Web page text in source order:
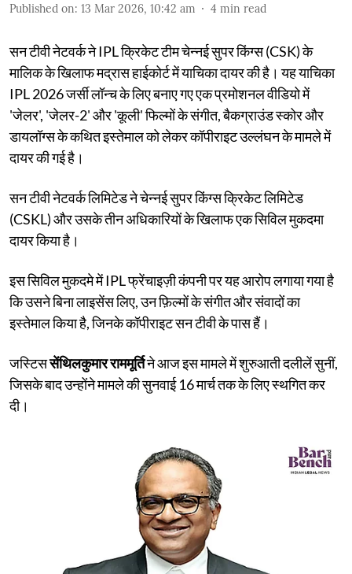
Published on: 13 Mar 2026, 10:42 am 4 min read
सन टीवी नेटवर्क ने IPL क्रिकेट टीम चेन्नई सुपर किंग्स (CSK) के
मालिक के खिलाफ मद्रास हाईकोर्ट में याचिका दायर की है। यह याचिका
IPL 2026 जर्सी लॉन्च के लिए बनाए गए एक प्रमोशनल वीडियो में
'जेलर', 'जेलर-2' और 'कूली' फिल्मों के संगीत, बैकग्राउंड स्कोर और
डायलॉग्स के कथित इस्तेमाल को लेकर कॉपीराइट उल्लंघन के मामले में
दायर की गई है।
सन टीवी नेटवर्क लिमिटेड ने चेन्नई सुपर किंग्स क्रिकेट लिमिटेड
(CSKL) और उसके तीन अधिकारियों के खिलाफ एक सिविल मुकदमा
दायर किया है।
इस सिविल मुकदमे में IPL फ्रेंचाइज़ी कंपनी पर यह आरोप लगाया गया है
कि उसने बिना लाइसेंस लिए, उन फ़िल्मों के संगीत और संवादों का
इस्तेमाल किया है, जिनके कॉपीराइट सन टीवी के पास हैं।
जस्टिससेंथिलकुमार राममूर्तिने आज इस मामले में शुरुआती दलीलें सुनीं,
जिसके बाद उन्होंने मामले की सुनवाई 16 मार्च तक के लिए स्थगित कर
दी।